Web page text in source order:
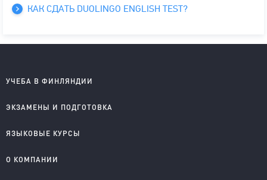
КАК СДАТЬ DUOLINGO ENGLISH TEST?
УЧЕБА В ФИНЛЯНДИИ
Колледжи на английском
Колледжи на финском
ЭКЗАМЕНЫ И ПОДГОТОВКА
ЯЗЫКОВЫЕ КУРСЫ
О КОМПАНИИ